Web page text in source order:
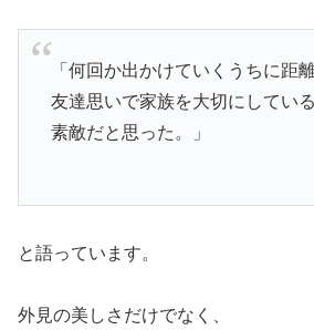
「何回か出かけていくうちに距
友達思いで家族を大切にしてい
素敵だと思った。」
と語っています。
外見の美しさだけでなく、